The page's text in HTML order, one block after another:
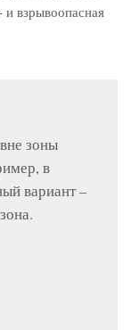
и взрывоопасная
зоны
в
вариант –